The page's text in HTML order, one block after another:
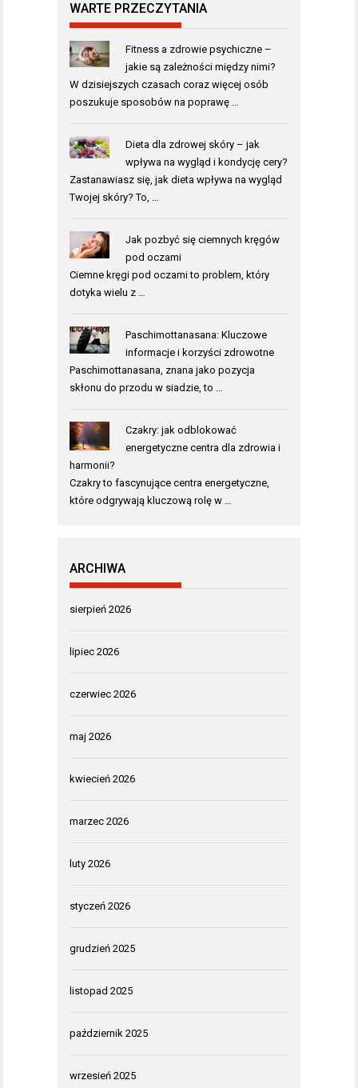
WARTE PRZECZYTANIA
Fitness a zdrowie psychiczne –
jakie są zależności między nimi?
W dzisiejszych czasach coraz więcej osób
poszukuje sposobów na poprawę …
Dieta dla zdrowej skóry – jak
wpływa na wygląd i kondycję cery?
Zastanawiasz się, jak dieta wpływa na wygląd
Twojej skóry? To, …
Jak pozbyć się ciemnych kręgów
pod oczami
Ciemne kręgi pod oczami to problem, który
dotyka wielu z …
Paschimottanasana: Kluczowe
informacje i korzyści zdrowotne
Paschimottanasana, znana jako pozycja
skłonu do przodu w siadzie, to …
Czakry: jak odblokować
energetyczne centra dla zdrowia i
harmonii?
Czakry to fascynujące centra energetyczne,
które odgrywają kluczową rolę w …
ARCHIWA
sierpień 2026
lipiec 2026
czerwiec 2026
maj 2026
kwiecień 2026
marzec 2026
luty 2026
styczeń 2026
grudzień 2025
listopad 2025
październik 2025
wrzesień 2025